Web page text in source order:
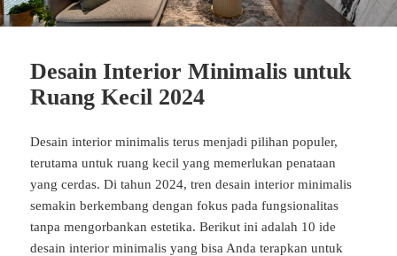
Desain Interior Minimalis untuk
Ruang Kecil 2024
Desain interior minimalis terus menjadi pilihan populer,
terutama untuk ruang kecil yang memerlukan penataan
yang cerdas. Di tahun 2024, tren desain interior minimalis
semakin berkembang dengan fokus pada fungsionalitas
tanpa mengorbankan estetika. Berikut ini adalah 10 ide
desain interior minimalis yang bisa Anda terapkan untuk